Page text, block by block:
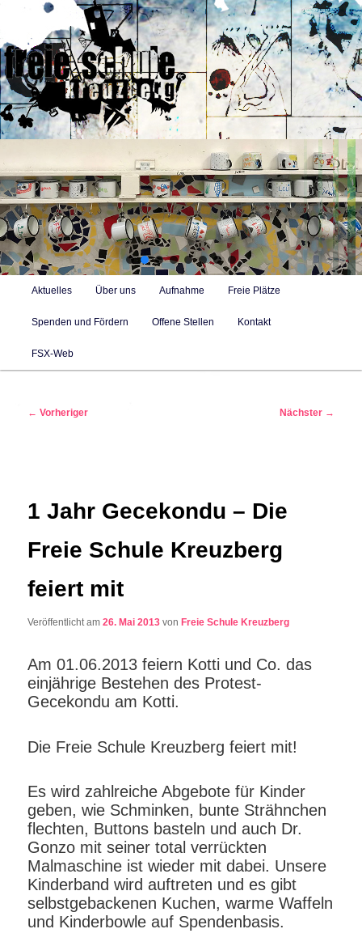
Zum
primären
Inhalt
springen
Freie Alternativschule in Berlin-Kreuzberg mit Konzept des
selbstbestimmten Lernens
Hauptmenü
Aktuelles Über uns Aufnahme Freie Plätze
Spenden und Fördern Offene Stellen Kontakt
FSX-Web
Beitragsnavigation
← Vorheriger Nächster →
1 Jahr Gecekondu – Die
Freie Schule Kreuzberg
feiert mit
Veröffentlicht am26. Mai 2013 vonFreie Schule Kreuzberg
Am 01.06.2013 feiern Kotti und Co. das
einjährige Bestehen des Protest-
Gecekondu am Kotti.
Die Freie Schule Kreuzberg feiert mit!
Es wird zahlreiche Abgebote für Kinder
geben, wie Schminken, bunte Strähnchen
flechten, Buttons basteln und auch Dr.
Gonzo mit seiner total verrückten
Malmaschine ist wieder mit dabei. Unsere
Kinderband wird auftreten und es gibt
selbstgebackenen Kuchen, warme Waffeln
und Kinderbowle auf Spendenbasis.